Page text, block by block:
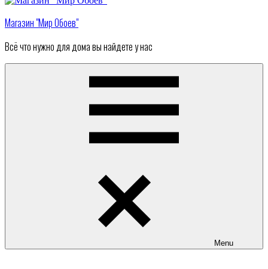
Магазин "Мир Обоев"
Всё что нужно для дома вы найдете у нас
Menu